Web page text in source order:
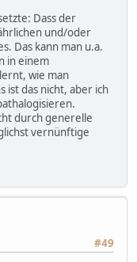
Dass der
und/oder
Das kann man u.a.
in einem
wie man
ist das nicht, aber ich
durch generelle
vernünftige
#49